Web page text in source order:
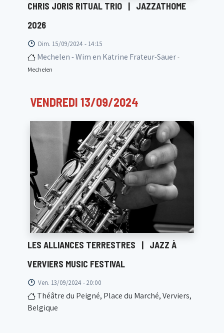
CHRIS JORIS RITUAL TRIO | JAZZATHOME
2026
Dim. 15/09/2024 - 14:15
Mechelen - Wim en Katrine Frateur-Sauer-
Mechelen
VENDREDI 13/09/2024
LES ALLIANCES TERRESTRES | JAZZ À
VERVIERS MUSIC FESTIVAL
Ven. 13/09/2024 - 20:00
Théâtre du Peigné, Place du Marché, Verviers,
Belgique